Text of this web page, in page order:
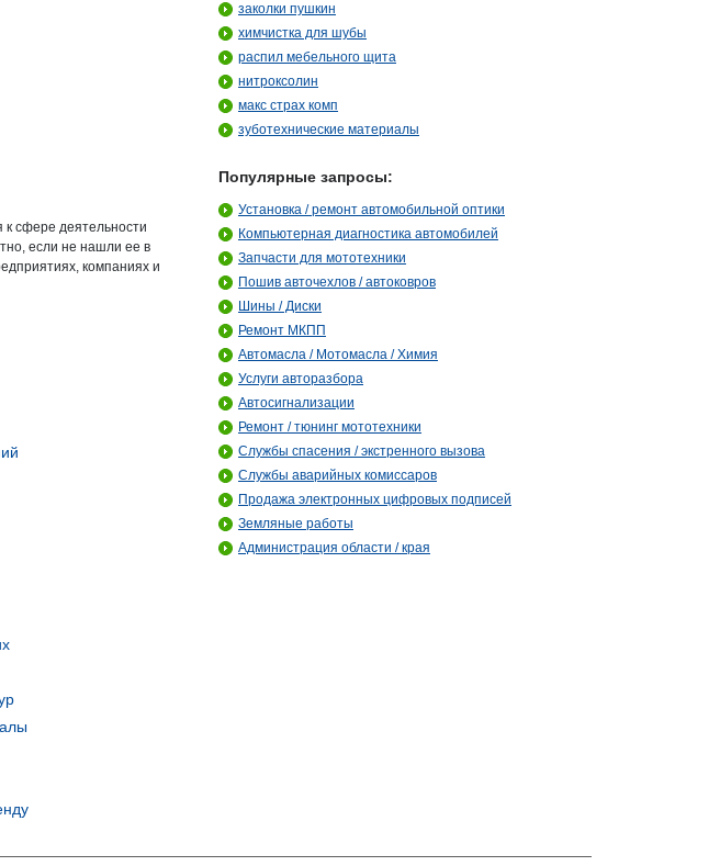
к сфере деятельности
если не нашли ее в
компаниях и
заколки пушкин
химчистка для шубы
распил мебельного щита
нитроксолин
макс страх комп
зуботехнические материалы
Популярные запросы:
Установка / ремонт автомобильной оптики
Компьютерная диагностика автомобилей
Запчасти для мототехники
Пошив авточехлов / автоковров
Шины / Диски
Ремонт МКПП
Автомасла / Мотомасла / Химия
Услуги авторазбора
Автосигнализации
Ремонт / тюнинг мототехники
Службы спасения / экстренного вызова
Службы аварийных комиссаров
Продажа электронных цифровых подписей
Земляные работы
Администрация области / края